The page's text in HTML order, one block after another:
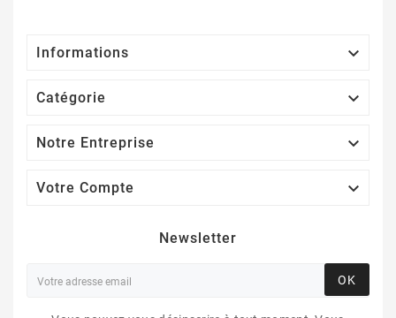
Informations 
Catégorie 
Notre Entreprise 
Votre Compte 
Newsletter
OK